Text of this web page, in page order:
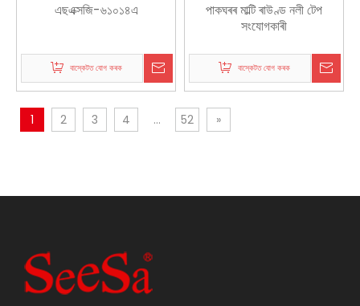
এছএক্সজি-৬১০১৪এ
বাস্কেটত যোগ কৰক
পাকঘৰৰ মাল্টি ৰাউণ্ড নলী টেপ
সংযোগকাৰী
বাস্কেটত যোগ কৰক
1 2 3 4 ... 52 »